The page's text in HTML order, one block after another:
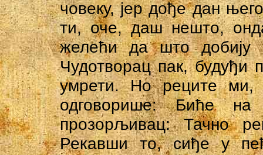
човеку, јер дође дан
ти, оче, даш нешто,
желећи да што
Чудотворац пак,
умрети. Но реците ми,
одговорише: Биће
прозорљивац: Тачно
Рекавши то, сиђе у